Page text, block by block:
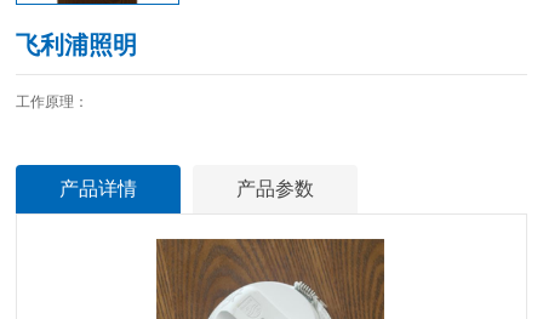
飞利浦照明
工作原理：
产品详情 产品参数